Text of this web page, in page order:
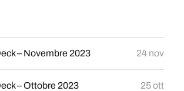
– Novembre 2023 24 nov
– Ottobre 2023 25 ott